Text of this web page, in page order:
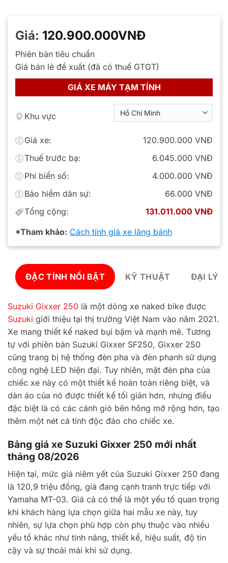
Phiên bản tiêu chuẩn
Giá bán lẻ đề xuất (đã có thuế GTGT)
GIÁ XE MÁY TẠM TÍNH
Khu vực
Giá xe:
120.900.000 VNĐ
Thuế trước bạ:
6.045.000 VNĐ
Phí biển số:
4.000.000 VNĐ
Bảo hiểm dân sự:
66.000 VNĐ
Tổng cộng:
131.011.000 VNĐ
*Tham khảo: Cách tính giá xe lăng bánh
Giá: 120.900.000VNĐ
ĐẶC TÍNH NỔI BẬT KỸ THUẬT ĐẠI LÝ
Suzuki Gixxer 250 là một dòng xe naked bike được
Suzuki giới thiệu tại thị trường Việt Nam vào năm 2021.
Xe mang thiết kế naked bụi bặm và mạnh mẽ. Tương
tự với phiên bản Suzuki Gixxer SF250, Gixxer 250
cũng trang bị hệ thống đèn pha và đèn phanh sử dụng
công nghệ LED hiện đại. Tuy nhiên, mặt đèn pha của
chiếc xe này có một thiết kế hoàn toàn riêng biệt, và
dàn áo của nó được thiết kế tối giản hơn, nhưng điều
đặc biệt là có các cánh gió bên hông mở rộng hơn, tạo
thêm một nét cá tính độc đáo cho chiếc xe.
Bảng giá xe Suzuki Gixxer 250 mới nhất
tháng 08/2026
Hiện tại, mức giá niêm yết của Suzuki Gixxer 250 đang
là 120,9 triệu đồng, giá đang cạnh tranh trực tiếp với
Yamaha MT-03. Giá cả có thể là một yếu tố quan trọng
khi khách hàng lựa chọn giữa hai mẫu xe này, tuy
nhiên, sự lựa chọn phù hợp còn phụ thuộc vào nhiều
yếu tố khác như tính năng, thiết kế, hiệu suất, độ tin
cậy và sự thoải mái khi sử dụng.